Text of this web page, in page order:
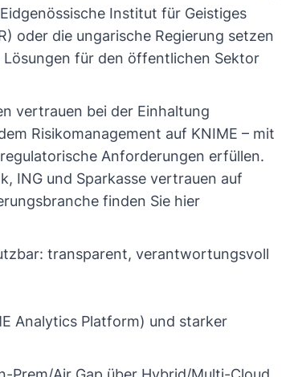
Institut für Geistiges
oder die ungarische Regierung setzen
für den öffentlichen Sektor
vertrauen bei der Einhaltung
Risikomanagement auf KNIME – mit
Anforderungen erfüllen.
ING und Sparkasse vertrauen auf
finden Sie hier
transparent, verantwortungsvoll
Analytics Platform) und starker